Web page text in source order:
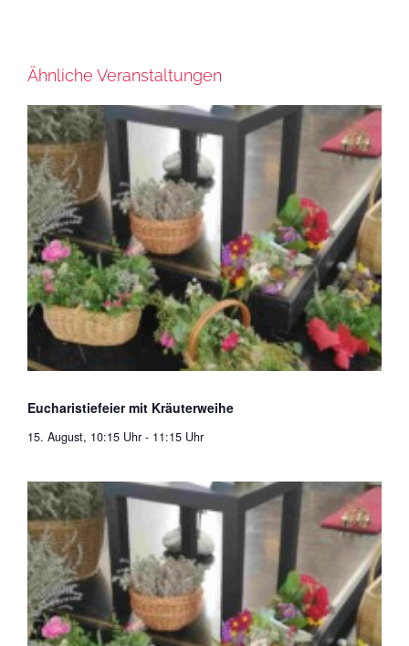
Ähnliche Veranstaltungen
Eucharistiefeier mit Kräuterweihe
15. August, 10:15 Uhr - 11:15 Uhr